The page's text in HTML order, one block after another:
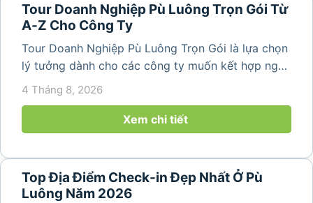
Tour Doanh Nghiệp Pù Luông Trọn Gói Từ
A-Z Cho Công Ty
Tour Doanh Nghiệp Pù Luông Trọn Gói là lựa chọn
lý tưởng dành cho các công ty muốn kết hợp nghỉ
dưỡng, gắn kết đội ngũ và tái tạo năng lượng sau
thiên nhiên trong lành,...
4 Tháng 8, 2026
Xem chi tiết
Top Địa Điểm Check-in Đẹp Nhất Ở Pù
Luông Năm 2026